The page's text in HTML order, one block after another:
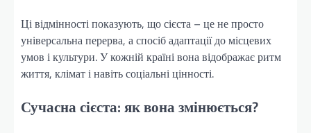
Ці відмінності показують, що сієста – це не просто
універсальна перерва, а спосіб адаптації до місцевих
умов і культури. У кожній країні вона відображає ритм
життя, клімат і навіть соціальні цінності.
Сучасна сієста: як вона змінюється?